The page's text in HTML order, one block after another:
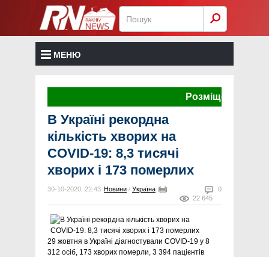
МЕНЮ
Розміщення
В Україні рекордна
кількість хворих на
COVID-19: 8,3 тисячі
хворих і 173 померлих
30-10-2020, 22:43 Новини / Україна
0
22 645
29 жовтня в Україні діагностували COVID-19 у 8
312 осіб, 173 хворих померли, 3 394 пацієнтів